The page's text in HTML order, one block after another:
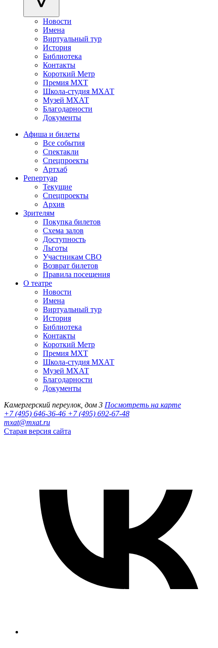
Новости
Имена
Виртуальный тур
История
Библиотека
Контакты
Короткий Метр
Премия МХТ
Школа-студия МХАТ
Музей МХАТ
Благодарности
Документы
Афиша и билеты
Все события
Спектакли
Спецпроекты
Артхаб
Репертуар
Текущие
Спецпроекты
Архив
Зрителям
Покупка билетов
Схема залов
Доступность
Льготы
Участникам СВО
Возврат билетов
Правила посещения
О театре
Новости
Имена
Виртуальный тур
История
Библиотека
Контакты
Короткий Метр
Премия МХТ
Школа-студия МХАТ
Музей МХАТ
Благодарности
Документы
Камергерский переулок, дом 3 Посмотреть на карте
+7 (495) 646-36-46 +7 (495) 692-67-48‬
mxat@mxat.ru
Старая версия сайта